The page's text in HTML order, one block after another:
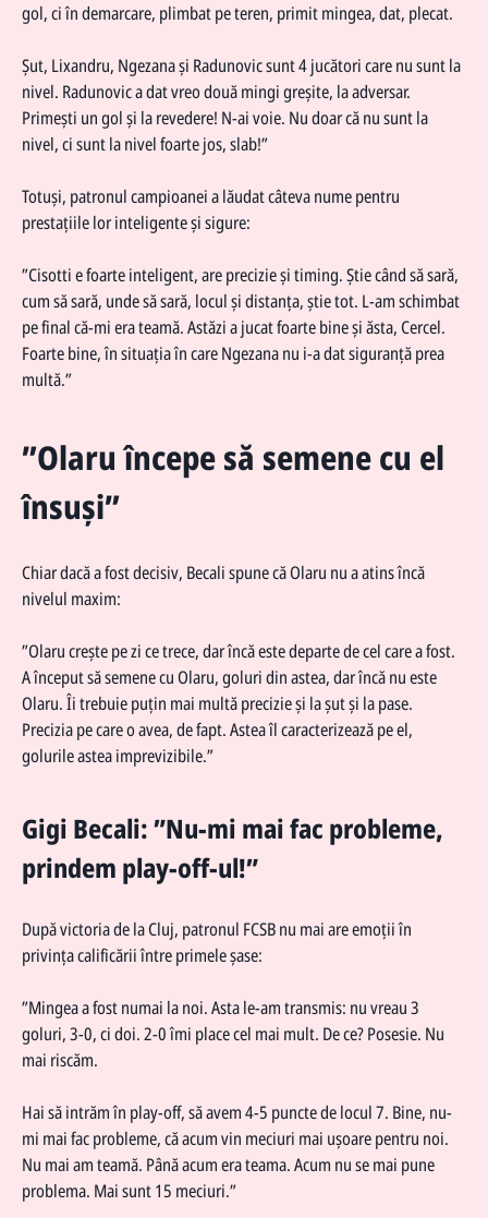
gol, ci în demarcare, plimbat pe teren, primit mingea, dat, plecat.
Șut, Lixandru, Ngezana și Radunovic sunt 4 jucători care nu sunt la
nivel. Radunovic a dat vreo două mingi greșite, la adversar.
Primești un gol și la revedere! N-ai voie. Nu doar că nu sunt la
nivel, ci sunt la nivel foarte jos, slab!”
Totuși, patronul campioanei a lăudat câteva nume pentru
prestațiile lor inteligente și sigure:
”Cisotti e foarte inteligent, are precizie și timing. Știe când să sară,
cum să sară, unde să sară, locul și distanța, știe tot. L-am schimbat
pe final că-mi era teamă. Astăzi a jucat foarte bine și ăsta, Cercel.
Foarte bine, în situația în care Ngezana nu i-a dat siguranță prea
multă.”
”Olaru începe să semene cu el
însuși”
Chiar dacă a fost decisiv, Becali spune că Olaru nu a atins încă
nivelul maxim:
”Olaru crește pe zi ce trece, dar încă este departe de cel care a fost.
A început să semene cu Olaru, goluri din astea, dar încă nu este
Olaru. Îi trebuie puțin mai multă precizie și la șut și la pase.
Precizia pe care o avea, de fapt. Astea îl caracterizează pe el,
golurile astea imprevizibile.”
Gigi Becali: ”Nu-mi mai fac probleme,
prindem play-off-ul!”
După victoria de la Cluj, patronul FCSB nu mai are emoții în
privința calificării între primele șase:
”Mingea a fost numai la noi. Asta le-am transmis: nu vreau 3
goluri, 3-0, ci doi. 2-0 îmi place cel mai mult. De ce? Posesie. Nu
mai riscăm.
Hai să intrăm în play-off, să avem 4-5 puncte de locul 7. Bine, nu-
mi mai fac probleme, că acum vin meciuri mai ușoare pentru noi.
Nu mai am teamă. Până acum era teama. Acum nu se mai pune
problema. Mai sunt 15 meciuri.”